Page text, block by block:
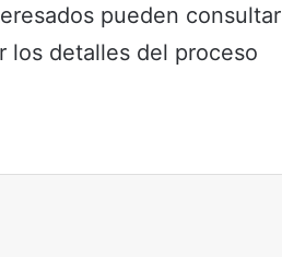
pueden consultar
los detalles del proceso